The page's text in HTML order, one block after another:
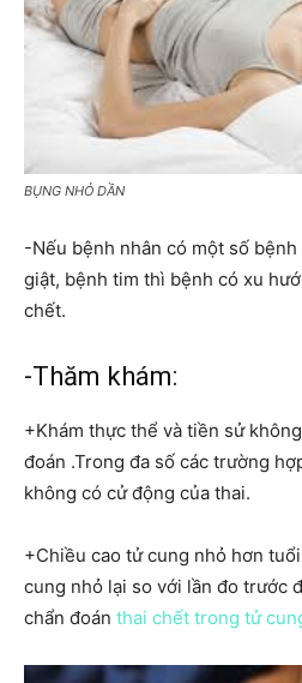
BỤNG NHỎ DẦN
-Nếu bệnh nhân có một số
giật, bệnh tim thì bệnh có xu
chết.
-Thăm khám:
+Khám thực thể và tiền sử
đoán .Trong đa số các trường
không có cử động của thai.
+Chiều cao tử cung nhỏ hơn
cung nhỏ lại so với lần đo trước
chẩn đoán thai chết trong tử